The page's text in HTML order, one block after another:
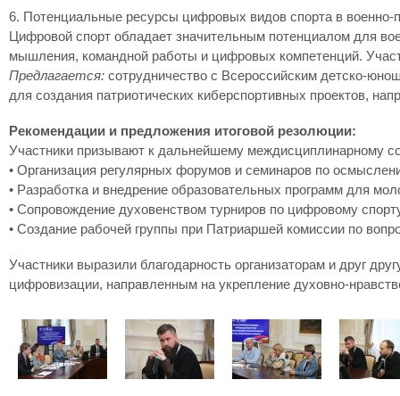
6. Потенциальные ресурсы цифровых видов спорта в военно-
Цифровой спорт обладает значительным потенциалом для
мышления, командной работы и цифровых компетенций.
Предлагается: сотрудничество с Всероссийским детско-
для создания патриотических киберспортивных проектов,
Рекомендации и предложения итоговой резолюции:
Участники призывают к дальнейшему междисциплинарному
• Организация регулярных форумов и семинаров по
• Разработка и внедрение образовательных программ для
• Сопровождение духовенством турниров по цифровому
• Создание рабочей группы при Патриаршей комиссии по
Участники выразили благодарность организаторам и друг
цифровизации, направленным на укрепление духовно-